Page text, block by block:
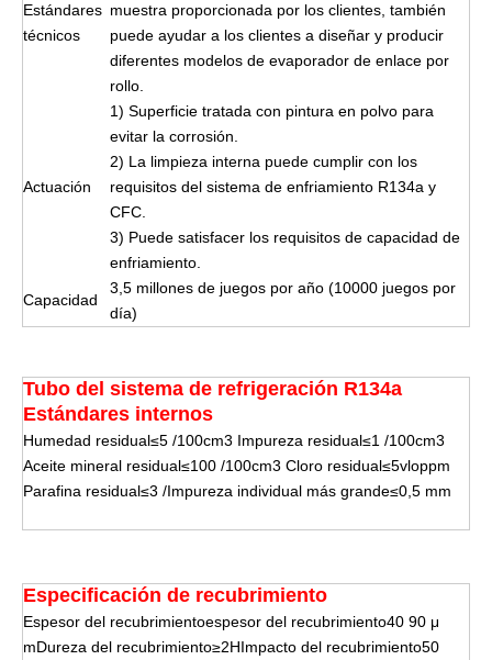
Estándares
técnicos
muestra proporcionada por los clientes, también
puede ayudar a los clientes a diseñar y producir
diferentes modelos de evaporador de enlace por
rollo.
Actuación
1) Superficie tratada con pintura en polvo para
evitar la corrosión.
2) La limpieza interna puede cumplir con los
requisitos del sistema de enfriamiento R134a y
CFC.
3) Puede satisfacer los requisitos de capacidad de
enfriamiento.
Capacidad
3,5 millones de juegos por año (10000 juegos por
día)
Tubo del sistema de refrigeración R134a
Estándares internos
Humedad residual≤5 /100cm3 Impureza residual≤1 /100cm3
Aceite mineral residual≤100 /100cm3 Cloro residual≤5vloppm
Parafina residual≤3 /Impureza individual más grande≤0,5 mm
Especificación de recubrimiento
Espesor del recubrimientoespesor del recubrimiento40 90 μ
mDureza del recubrimiento≥2HImpacto del recubrimiento50